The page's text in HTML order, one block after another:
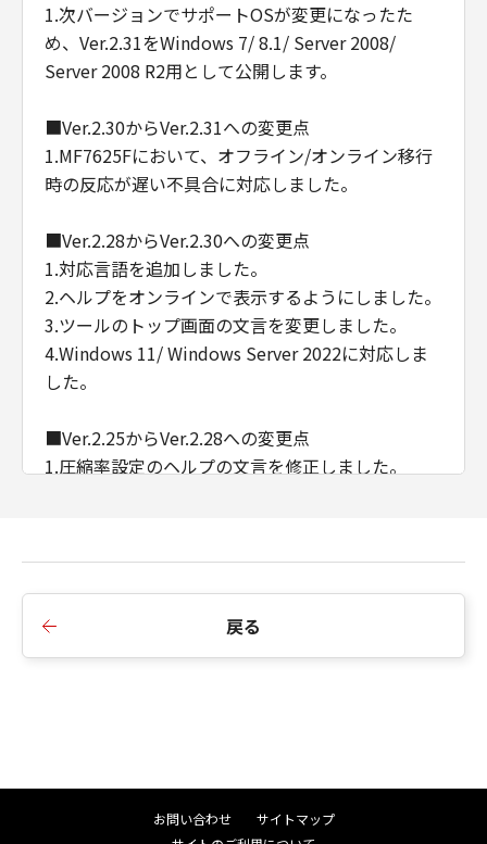
1.次バージョンでサポートOSが変更になったた
め、Ver.2.31をWindows 7/ 8.1/ Server 2008/
Server 2008 R2用として公開します。
■Ver.2.30からVer.2.31への変更点
1.MF7625Fにおいて、オフライン/オンライン移行
時の反応が遅い不具合に対応しました。
■Ver.2.28からVer.2.30への変更点
1.対応言語を追加しました。
2.ヘルプをオンラインで表示するようにしました。
3.ツールのトップ画面の文言を変更しました。
4.Windows 11/ Windows Server 2022に対応しま
した。
■Ver.2.25からVer.2.28への変更点
1.圧縮率設定のヘルプの文言を修正しました。
2.Windows Vistaを非サポートとしました。
1.Windows 10/ Windows Server 2016に対応しま
戻る
お問い合わせ
サイトマップ